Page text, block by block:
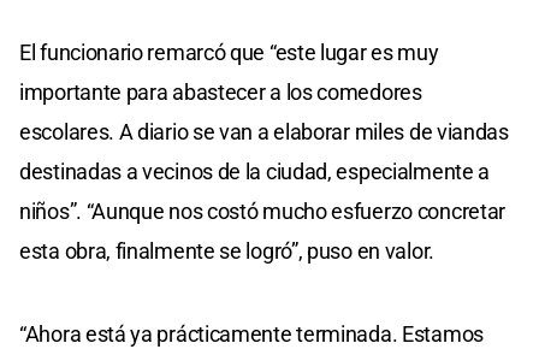
El funcionario remarcó que “este lugar es muy
importante para abastecer a los comedores
escolares. A diario se van a elaborar miles de viandas
destinadas a vecinos de la ciudad, especialmente a
niños”. “Aunque nos costó mucho esfuerzo concretar
esta obra, finalmente se logró”, puso en valor.
“Ahora está ya prácticamente terminada. Estamos